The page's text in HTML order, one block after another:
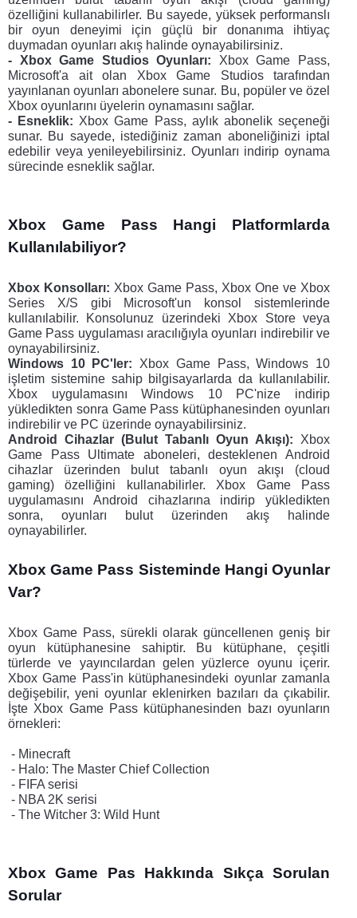
özelliğini kullanabilirler. Bu sayede, yüksek performanslı
bir oyun deneyimi için güçlü bir donanıma ihtiyaç
duymadan oyunları akış halinde oynayabilirsiniz.
- Xbox Game Studios Oyunları: Xbox Game Pass,
Microsoft'a ait olan Xbox Game Studios tarafından
yayınlanan oyunları abonelere sunar. Bu, popüler ve özel
Xbox oyunlarını üyelerin oynamasını sağlar.
- Esneklik: Xbox Game Pass, aylık abonelik seçeneği
sunar. Bu sayede, istediğiniz zaman aboneliğinizi iptal
edebilir veya yenileyebilirsiniz. Oyunları indirip oynama
sürecinde esneklik sağlar.
Xbox Game Pass Hangi Platformlarda
Kullanılabiliyor?
Xbox Konsolları: Xbox Game Pass, Xbox One ve Xbox
Series X/S gibi Microsoft'un konsol sistemlerinde
kullanılabilir. Konsolunuz üzerindeki Xbox Store veya
Game Pass uygulaması aracılığıyla oyunları indirebilir ve
oynayabilirsiniz.
Windows 10 PC'ler: Xbox Game Pass, Windows 10
işletim sistemine sahip bilgisayarlarda da kullanılabilir.
Xbox uygulamasını Windows 10 PC'nize indirip
yükledikten sonra Game Pass kütüphanesinden oyunları
indirebilir ve PC üzerinde oynayabilirsiniz.
Android Cihazlar (Bulut Tabanlı Oyun Akışı): Xbox
Game Pass Ultimate aboneleri, desteklenen Android
cihazlar üzerinden bulut tabanlı oyun akışı (cloud
gaming) özelliğini kullanabilirler. Xbox Game Pass
uygulamasını Android cihazlarına indirip yükledikten
sonra, oyunları bulut üzerinden akış halinde
oynayabilirler.
Xbox Game Pass Sisteminde Hangi Oyunlar
Var?
Xbox Game Pass, sürekli olarak güncellenen geniş bir
oyun kütüphanesine sahiptir. Bu kütüphane, çeşitli
türlerde ve yayıncılardan gelen yüzlerce oyunu içerir.
Xbox Game Pass'in kütüphanesindeki oyunlar zamanla
değişebilir, yeni oyunlar eklenirken bazıları da çıkabilir.
İşte Xbox Game Pass kütüphanesinden bazı oyunların
örnekleri:
- Minecraft
- Halo: The Master Chief Collection
- FIFA serisi
- NBA 2K serisi
- The Witcher 3: Wild Hunt
Xbox Game Pas Hakkında Sıkça Sorulan
Sorular